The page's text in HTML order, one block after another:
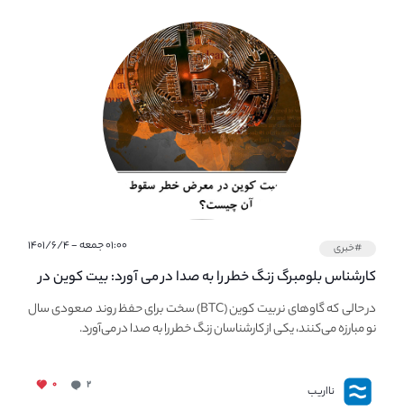
#خبری ۰۱:۰۰ جمعه - ۱۴۰۱/۶/۴
کارشناس بلومبرگ زنگ خطر را به صدا در می آورد: بیت کوین در
معرض خطر سقوط بزرگ است - دلیل آن چیست؟در حالی که گاوهای نر بیت کوین (BTC) سخت برای حفظ روند صعودی سال
نو مبارزه می‌کنند، یکی از کارشناسان زنگ خطر را به صدا در می‌آورد.
نااریب ۲ ۰